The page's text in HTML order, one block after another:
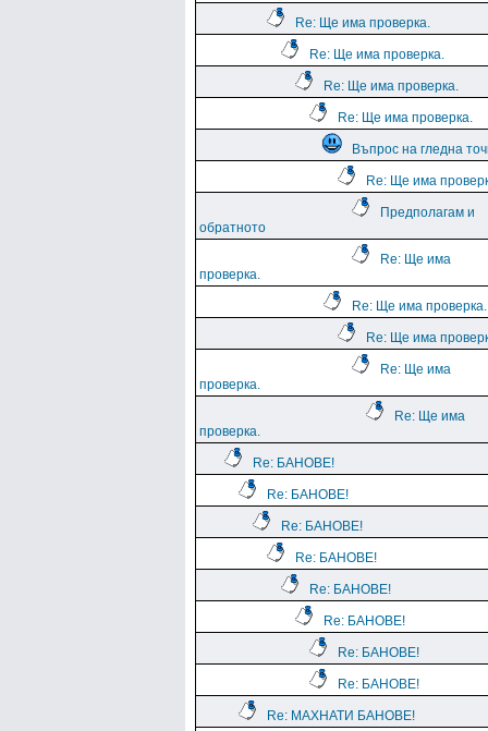
Re: Ще има проверка.
Re: Ще има проверка.
Re: Ще има проверка.
Re: Ще има проверка.
Въпрос на гледна
Re: Ще има
Предполагам и
обратното
Re: Ще има
проверка.
Re: Ще има проверка.
Re: Ще има
Re: Ще има
проверка.
Re: Ще има
проверка.
Re: БАНОВЕ!
Re: БАНОВЕ!
Re: БАНОВЕ!
Re: БАНОВЕ!
Re: БАНОВЕ!
Re: БАНОВЕ!
Re: БАНОВЕ!
Re: БАНОВЕ!
Re: МАХНАТИ БАНОВЕ!